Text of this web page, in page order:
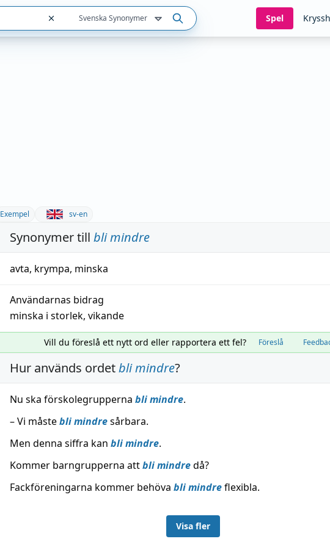
Svenska Synonymer Spel
Exempel sv-en
Synonymer till bli mindre
avta, krympa, minska
Användarnas bidrag
minska i storlek, vikande
Vill du föreslå ett nytt ord eller rapportera ett fel? Föreslå
Hur används ordetbli mindre?
Nu ska förskolegrupperna bli mindre.
– Vi måstebli mindresårbara.
Men denna siffra kan bli mindre.
Kommer barngrupperna attbli mindredå?
Fackföreningarna kommer behöva bli mindreflexibla.
Visa fler